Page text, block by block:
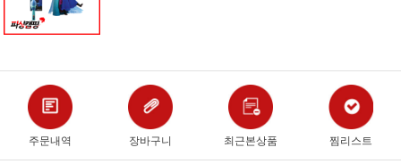
주문내역 장바구니 최근본상품 찜리스트